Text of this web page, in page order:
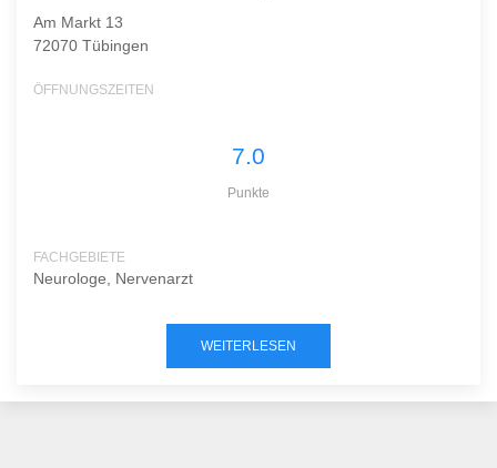
Am Markt 13
72070 Tübingen
ÖFFNUNGSZEITEN
7.0
Punkte
FACHGEBIETE
Neurologe, Nervenarzt
WEITERLESEN